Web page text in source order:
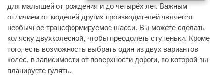
для малышей от рождения и до четырёх лет. Важным
отличием от моделей других производителей является
необычное трансформируемое шасси. Вы можете сделать
коляску двухколесной, чтобы преодолеть ступеньки. Кроме
того, есть возможность выбрать один из двух вариантов
колес, в зависимости от поверхности дороги, по которой вы
планируете гулять.